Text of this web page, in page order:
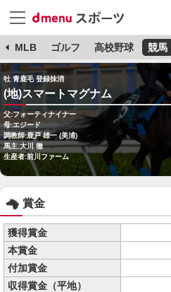
MLB ゴルフ 高校野球 競馬
牡 青鹿毛 登録抹消
(地)スマートマグナム
父:フォーティナイナー
母:エジード
調教師:鹿戸 雄一 (美浦)
馬主:大川 徹
生産者:前川ファーム
賞金
獲得賞金
本賞金
付加賞金
収得賞金（平地）